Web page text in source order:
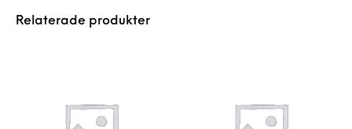
Relaterade produkter